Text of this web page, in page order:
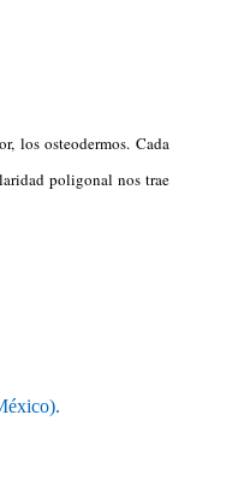
los osteodermos. Cada
poligonal nos trae